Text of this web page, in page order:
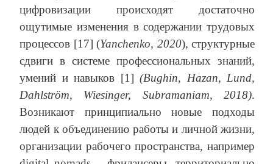
цифровизации происходят достаточно
ощутимые изменения в содержании трудовых
процессов [17] (Yanchenko, 2020), структурные
сдвиги в системе профессиональных знаний,
умений и навыков [1] (Bughin, Hazan, Lund,
Dahlström, Wiesinger, Subramaniam, 2018).
Возникают принципиально новые подходы
людей к объединению работы и личной жизни,
организации рабочего пространства, например